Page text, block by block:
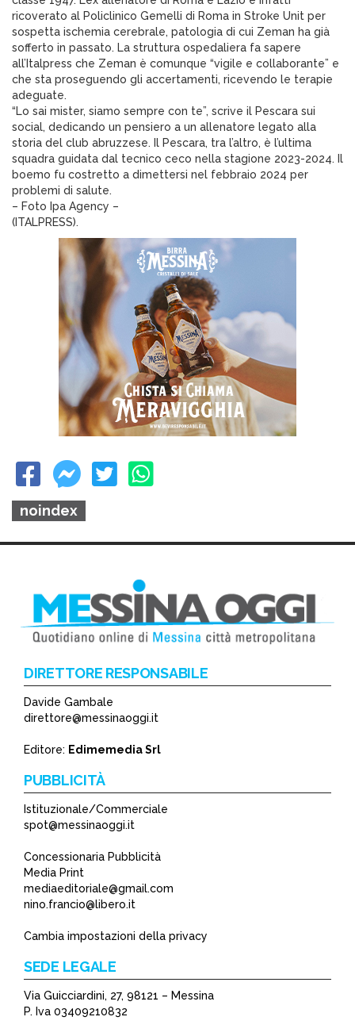
ricoverato al Policlinico Gemelli di Roma in Stroke Unit per
sospetta ischemia cerebrale, patologia di cui Zeman ha già
sofferto in passato. La struttura ospedaliera fa sapere
all’Italpress che Zeman è comunque “vigile e collaborante” e
che sta proseguendo gli accertamenti, ricevendo le terapie
adeguate.
“Lo sai mister, siamo sempre con te”, scrive il Pescara sui
social, dedicando un pensiero a un allenatore legato alla
storia del club abruzzese. Il Pescara, tra l’altro, è l’ultima
squadra guidata dal tecnico ceco nella stagione 2023-2024. Il
boemo fu costretto a dimettersi nel febbraio 2024 per
problemi di salute.
– Foto Ipa Agency –
(ITALPRESS).
noindex
DIRETTORE RESPONSABILE
Davide Gambale
direttore@messinaoggi.it
Editore: Edimemedia Srl
PUBBLICITÀ
Istituzionale/Commerciale
spot@messinaoggi.it
Concessionaria Pubblicità
Media Print
mediaeditoriale@gmail.com
nino.francio@libero.it
Cambia impostazioni della privacy
SEDE LEGALE
Via Guicciardini, 27, 98121 – Messina
P. Iva 03409210832